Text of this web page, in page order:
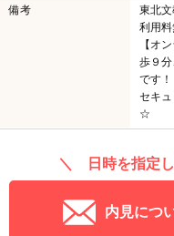
備考
東北
利用料
【オ
歩９
です
セキ
☆
＼ 日時を指定
内見につ